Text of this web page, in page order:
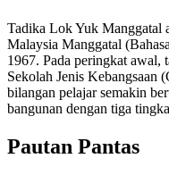
Tadika Lok Yuk Manggatal
Malaysia Manggatal
1967. Pada peringkat awal,
Sekolah Jenis Kebangsaan
bilangan pelajar semakin
bangunan dengan tiga
Pautan Pantas